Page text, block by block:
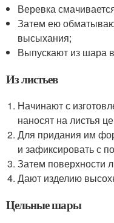
Веревка
Затем ею
высыхания;
Выпускают из шара
Из листьев
Начинают с
наносят на листья
Для придания им
и зафиксировать с
Затем поверхности
Дают изделию
Цельные шары